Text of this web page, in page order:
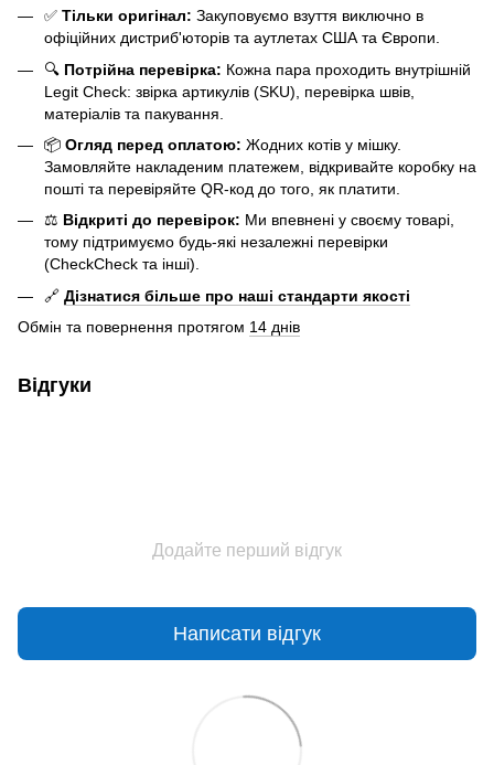
✅ Тільки оригінал: Закуповуємо взуття виключно в
офіційних дистриб'юторів та аутлетах США та Європи.
🔍 Потрійна перевірка: Кожна пара проходить внутрішній
Legit Check: звірка артикулів (SKU), перевірка швів,
матеріалів та пакування.
📦 Огляд перед оплатою: Жодних котів у мішку.
Замовляйте накладеним платежем, відкривайте коробку на
пошті та перевіряйте QR-код до того, як платити.
⚖️ Відкриті до перевірок: Ми впевнені у своєму товарі,
тому підтримуємо будь-які незалежні перевірки
(CheckCheck та інші).
🔗 Дізнатися більше про наші стандарти якості
Обмін та повернення протягом 14 днів
Відгуки
Додайте перший відгук
Написати відгук